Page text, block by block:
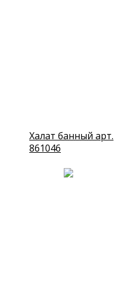
Халат банный арт.
861046